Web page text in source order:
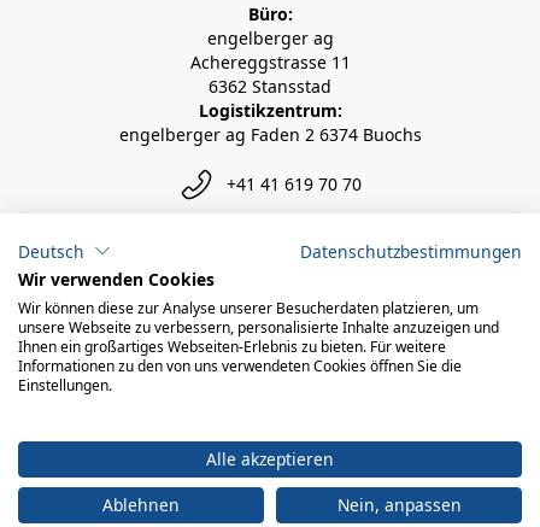
Büro:
engelberger ag
Achereggstrasse 11
6362 Stansstad
Logistikzentrum:
engelberger ag Faden 2 6374 Buochs
+41 41 619 70 70
info@engelberger.ch
© 2026 engelberger ag
Deutsch
Datenschutzbestimmungen
Wir verwenden Cookies
Wir können diese zur Analyse unserer Besucherdaten platzieren, um
unsere Webseite zu verbessern, personalisierte Inhalte anzuzeigen und
Ihnen ein großartiges Webseiten-Erlebnis zu bieten. Für weitere
Informationen zu den von uns verwendeten Cookies öffnen Sie die
Einstellungen.
Alle akzeptieren
Ablehnen
Nein, anpassen